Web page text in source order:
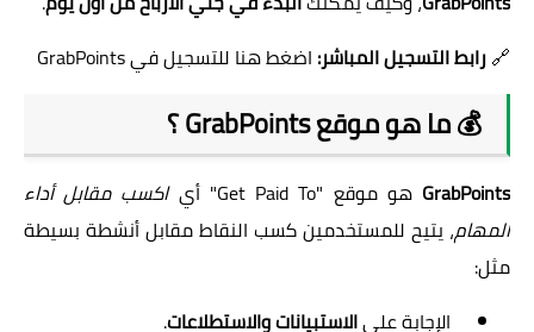
🔗رابط التسجيل المباشر: اضغط هنا للتسجيل في GrabPoints
💰 ما هو موقع GrabPoints ؟
GrabPoints هو موقع "Get Paid To" أي
اكسب مقابل أداء
المهام، يتيح للمستخدمين كسب النقاط مقابل أنشطة بسيطة
مثل:
الإجابة علىالاستبيانات والاستطلاعات.